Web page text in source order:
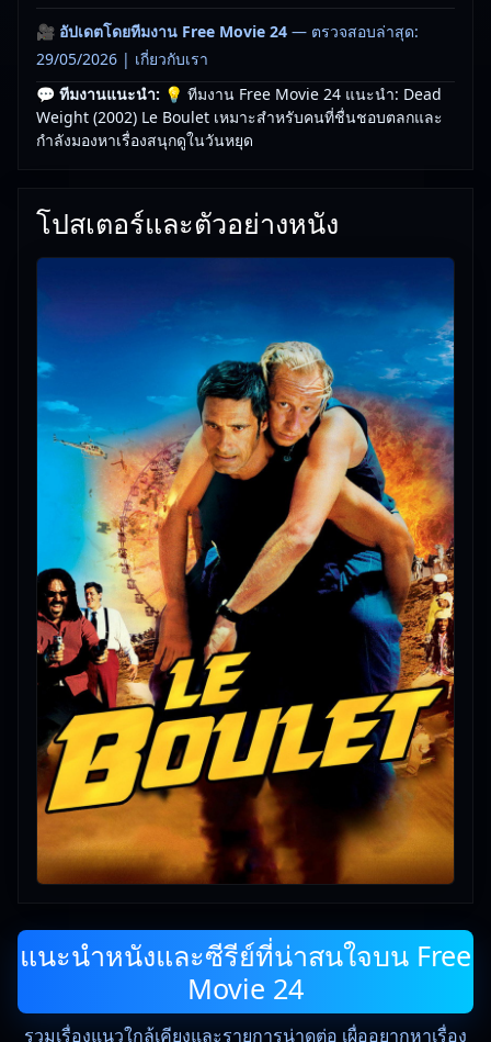
🎥 อัปเดตโดยทีมงาน Free Movie 24 — ตรวจสอบล่าสุด:
29/05/2026 | เกี่ยวกับเรา
💬 ทีมงานแนะนำ: 💡 ทีมงาน Free Movie 24 แนะนำ: Dead
Weight (2002) Le Boulet เหมาะสำหรับคนที่ชื่นชอบตลกและ
กำลังมองหาเรื่องสนุกดูในวันหยุด
โปสเตอร์และตัวอย่างหนัง
แนะนำหนังและซีรีย์ที่น่าสนใจบน Free
Movie 24
รวมเรื่องแนวใกล้เคียงและรายการน่าดูต่อ เผื่ออยากหาเรื่อง